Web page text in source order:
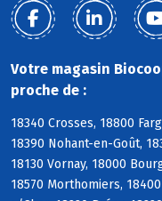
Votre magasin
proche de :
18340 Crosses, 18800
18390 Nohant-en-Goût,
18130 Vornay, 18000
18570 Morthomiers,